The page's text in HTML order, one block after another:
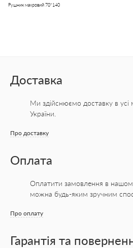
Рушник махровий 70*140
Доставка
Ми здійснюємо доставку в усі
України.
Про доставку
Оплата
Оплатити замовлення в
можна будь-яким зручним
Про оплату
Гарантія та